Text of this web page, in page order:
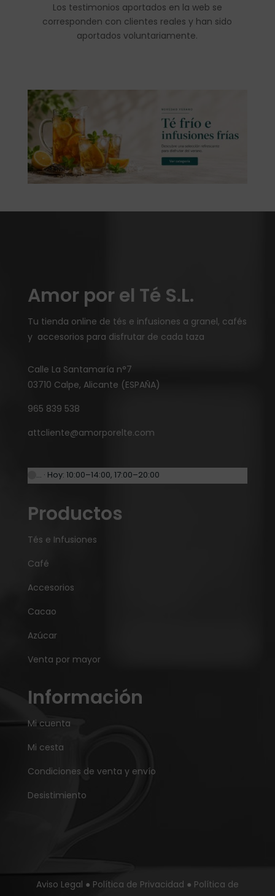
Los testimonios aportados en la web se
corresponden con clientes reales y han sido
aportados voluntariamente.
Amor por el Té S.L.
Tu tienda online de tés e infusiones a granel, cafés
y accesorios para disfrutar de cada taza
Calle La Santamaría n°7
03710 Calpe, Alicante (ESPAÑA)
965 839 538
attcliente@amorporelte.com
… · Hoy: 10:00–14:00, 17:00–20:00
Productos
Tés e Infusiones
Café
Accesorios
Cacao
Azúcar
Venta por mayor
Información
Mi cuenta
Mi cesta
Condiciones de venta y envío
Desistimiento
Aviso Legal ● Política de Privacidad ● Política de